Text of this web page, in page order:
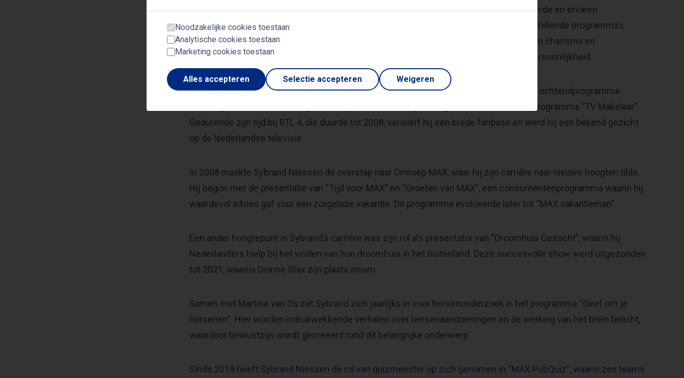
Sybrand Niessen, geboren op 26 juni 1961 in Utrecht, is een van de meest gerespecteerde en ervaren
presentatoren in Nederland. Zijn carrière begon in de jaren 90 bij de KRO, waar hij verschillende programma’s
presenteerde, waaronder de populaire jeugdprogramma’s “Waku Waku” en “ZigZag”. Zijn charisma en
presentatievaardigheden vielen al snel op, en hij groeide uit tot een geliefde televisiepersoonlijkheid.
In 2000 maakte Sybrand de overstap naar RTL 4, waar hij begon als presentator van het ochtendprogramma
“Koffietijd”. Samen met Froukje de Both presenteerde hij vervolgens het succesvolle programma “TV Makelaar”.
Gedurende zijn tijd bij RTL 4, die duurde tot 2008, verwierf hij een brede fanbase en werd hij een bekend gezicht
op de Nederlandse televisie.
In 2008 maakte Sybrand Niessen de overstap naar Omroep MAX, waar hij zijn carrière naar nieuwe hoogten tilde.
Hij begon met de presentatie van “Tijd voor MAX” en “Groeten van MAX”, een consumentenprogramma waarin hij
waardevol advies gaf voor een zorgeloze vakantie. Dit programma evolueerde later tot “MAX vakantieman”.
Een ander hoogtepunt in Sybrand’s carrière was zijn rol als presentator van “Droomhuis Gezocht”, waarin hij
Nederlanders hielp bij het vinden van hun droomhuis in het buitenland. Deze succesvolle show werd uitgezonden
tot 2021, waarna Dionne Stax zijn plaats innam.
Samen met Martine van Os zet Sybrand zich jaarlijks in voor hersenonderzoek in het programma “Geef om je
hersenen”. Hier worden indrukwekkende verhalen over hersenaandoeningen en de werking van het brein belicht,
waardoor bewustzijn wordt gecreëerd rond dit belangrijke onderwerp.
Sinds 2019 heeft Sybrand Niessen de rol van quizmeester op zich genomen in “MAX PubQuiz”, waarin zes teams
Noodzakelijke cookies toestaan
Analytische cookies toestaan
Marketing cookies toestaan
Alles accepteren Selectie accepteren Weigeren